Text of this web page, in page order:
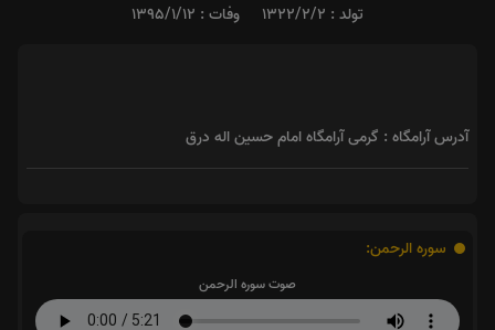
تولد : 1322/2/2 وفات : 1395/1/12
آدرس آرامگاه : گرمی آرامگاه امام حسین اله درق
سوره الرحمن:
صوت سوره الرحمن